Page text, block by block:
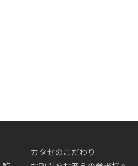
カタセのこだわり